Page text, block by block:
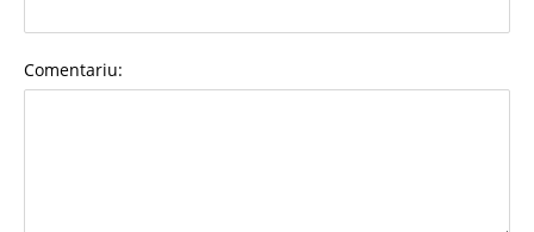
Comentariu: